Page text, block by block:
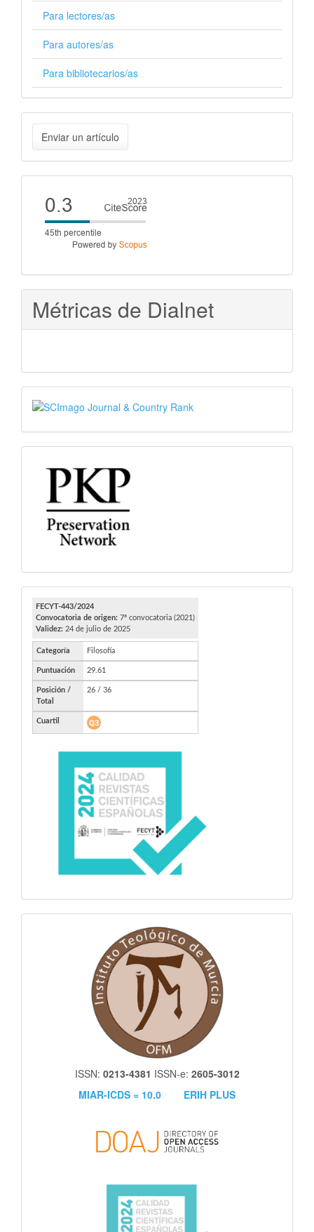
Para lectores/as
Para autores/as
Para bibliotecarios/as
Enviar
un
artículo
Enviar un artículo
Cite
score
Métricas de Dialnet
SJR
PKP
FECYT
ISSN: 0213-4381 ISSN-e: 2605-3012
MIAR-ICDS = 10.0
ERIH PLUS